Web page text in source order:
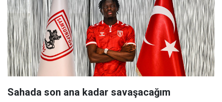
Sahada son ana kadar savaşacağım